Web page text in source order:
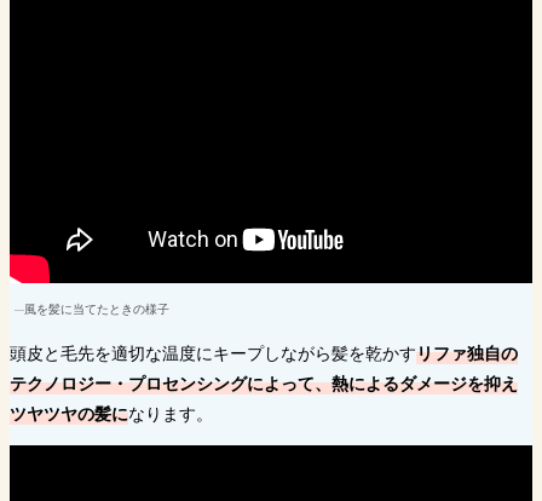
風を髪に当てたときの様子
頭皮と毛先を適切な温度にキープしながら髪を乾かすリファ独自の
テクノロジー・プロセンシングによって、熱によるダメージを抑え
ツヤツヤの髪になります。